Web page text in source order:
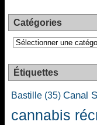
Catégories
Catégories
Étiquettes
Bastille (35) Canal
cannabis